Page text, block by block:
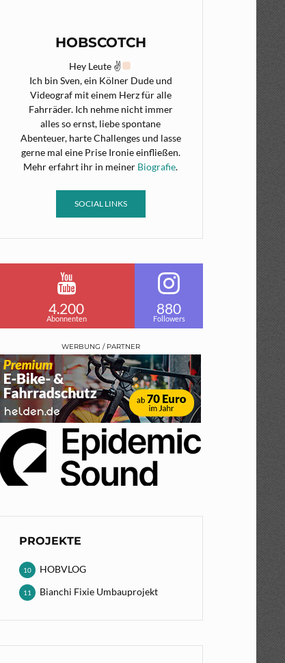
HOBSCOTCH
Hey Leute ✌
Ich bin Sven, ein Kölner Dude und
Videograf mit einem Herz für alle
Fahrräder. Ich nehme nicht immer
alles so ernst, liebe spontane
Abenteuer, harte Challenges und lasse
gerne mal eine Prise Ironie einfließen.
Mehr erfahrt ihr in meiner Biografie.
SOCIAL LINKS
4.200
Abonnenten
880
Followers
WERBUNG / PARTNER
PROJEKTE
HOBVLOG
10
Bianchi Fixie Umbauprojekt
11